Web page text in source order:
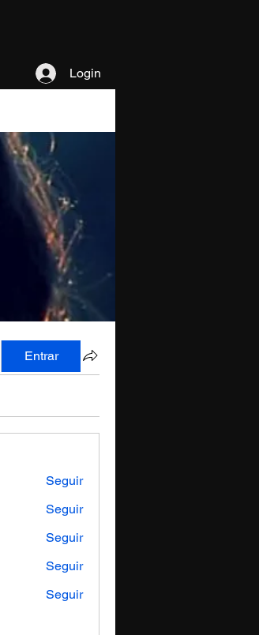
Login
Entrar
Seguir
Seguir
Seguir
Seguir
Seguir